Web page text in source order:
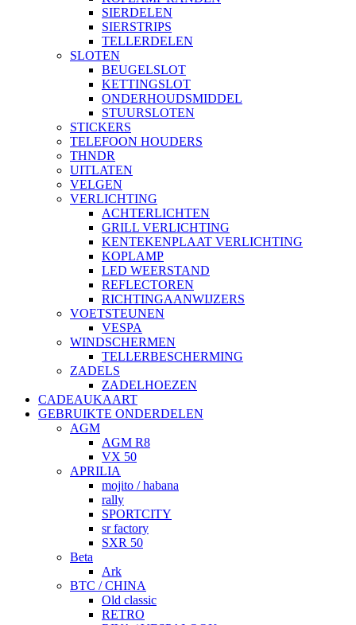
SIERDELEN
SIERSTRIPS
TELLERDELEN
SLOTEN
BEUGELSLOT
KETTINGSLOT
ONDERHOUDSMIDDEL
STUURSLOTEN
STICKERS
TELEFOON HOUDERS
THNDR
UITLATEN
VELGEN
VERLICHTING
ACHTERLICHTEN
GRILL VERLICHTING
KENTEKENPLAAT VERLICHTING
KOPLAMP
LED WEERSTAND
REFLECTOREN
RICHTINGAANWIJZERS
VOETSTEUNEN
VESPA
WINDSCHERMEN
TELLERBESCHERMING
ZADELS
ZADELHOEZEN
CADEAUKAART
GEBRUIKTE ONDERDELEN
AGM
AGM R8
VX 50
APRILIA
mojito / habana
rally
SPORTCITY
sr factory
SXR 50
Beta
Ark
BTC / CHINA
Old classic
RETRO